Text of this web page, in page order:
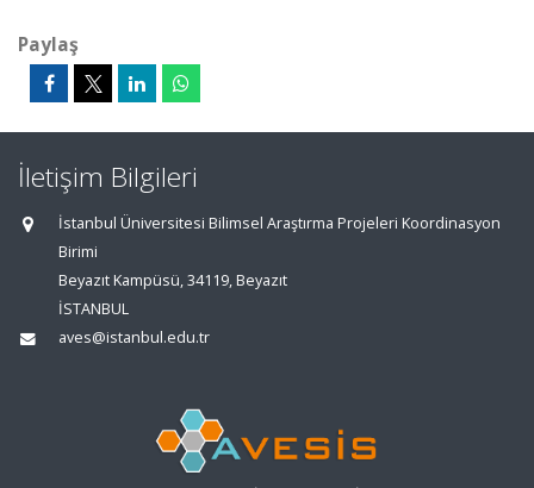
Paylaş
İletişim Bilgileri
İstanbul Üniversitesi Bilimsel Araştırma Projeleri Koordinasyon
Birimi
Beyazıt Kampüsü, 34119, Beyazıt
İSTANBUL
aves@istanbul.edu.tr